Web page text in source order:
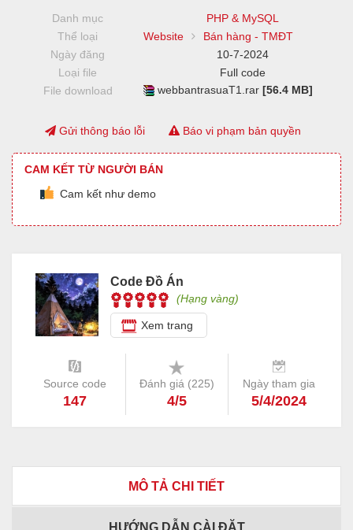
Danh mục
PHP & MySQL
Thể loại
Website
Bán hàng - TMĐT
Ngày đăng
10-7-2024
Loại file
Full code
File download
webbantrasuaT1.rar[56.4 MB]
Gửi thông báo lỗi Báo vi phạm bản quyền
CAM KẾT TỪ NGƯỜI BÁN
Cam kết như demo
Code Đồ Án
(Hạng vàng)
Xem trang
Source code
147
Đánh giá (225)
4/5
Ngày tham gia
5/4/2024
MÔ TẢ CHI TIẾT
HƯỚNG DẪN CÀI ĐẶT